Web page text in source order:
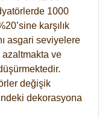
1000
karşılık
asgari seviyelere
azaltmakta ve
değişik
dekorasyona